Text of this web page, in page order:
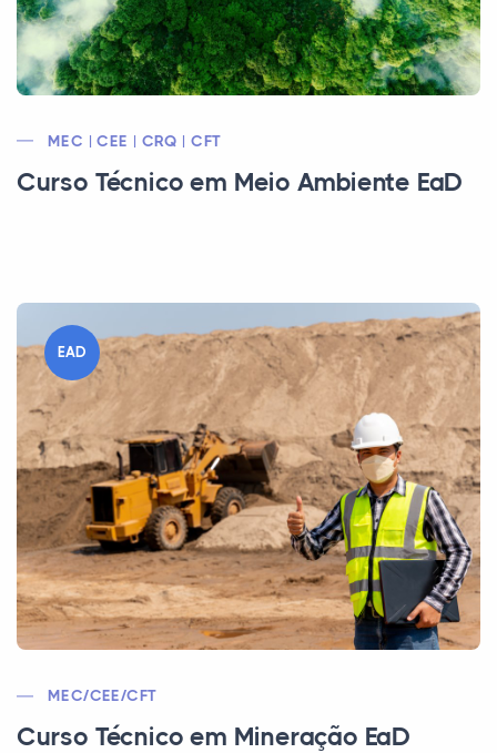
MEC | CEE | CRQ | CFT
Curso Técnico em Meio Ambiente EaD
EAD
MEC/CEE/CFT
Curso Técnico em Mineração EaD